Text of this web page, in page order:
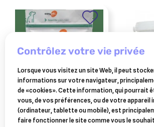
easypill chien smectite
- osalia
HORSE
pot de
contrôlez votre vie privée
Lorsque vous visitez un site Web, il peut
informations sur votre navigateur,
de «cookies». Cette information, qui pourrait
vous, de vos préférences, ou de votre appareil
(ordinateur, tablette ou mobile), est
faire fonctionner le site comme vous le